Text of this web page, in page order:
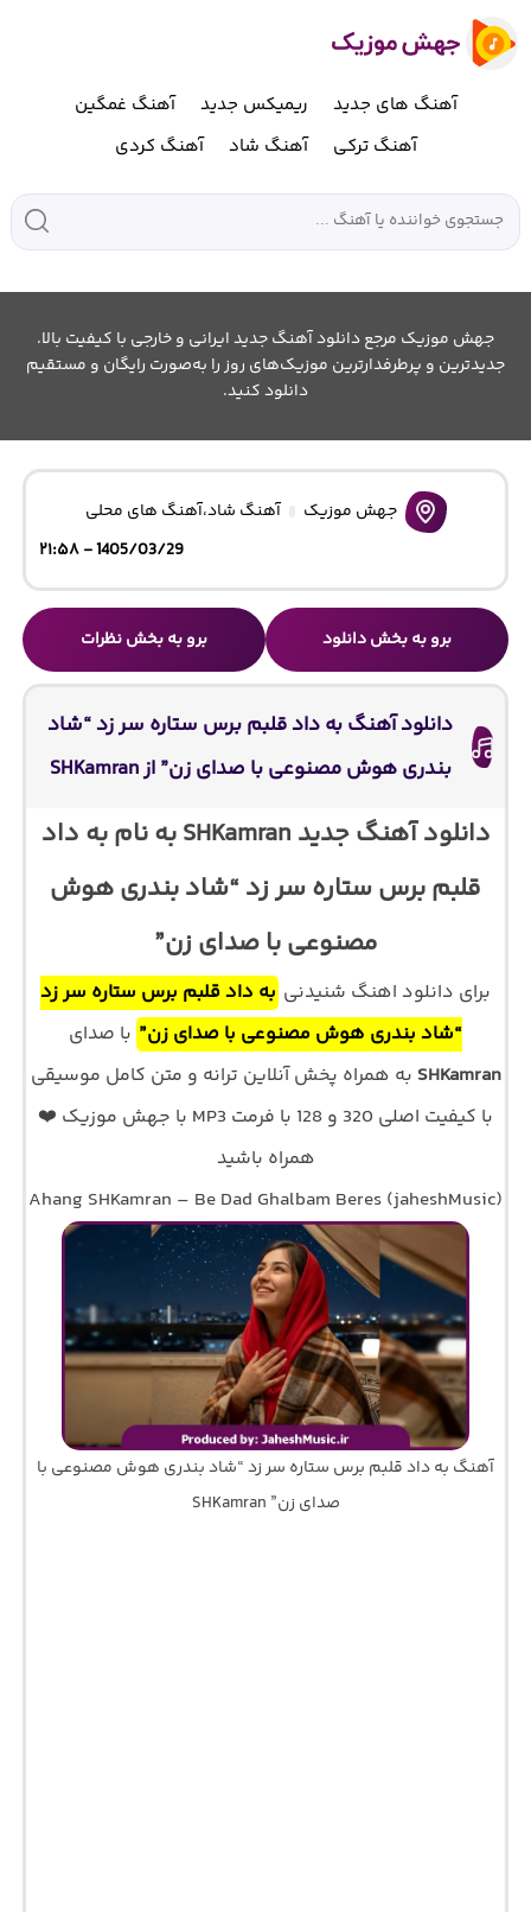
آهنگ های جدید ریمیکس جدید
آهنگ غمگین
آهنگ ترکی
آهنگ شاد آهنگ کردی
جهش موزیک مرجع دانلود آهنگ جدید ایرانی و خارجی با کیفیت بالا.
جدیدترین و پرطرفدارترین موزیک‌های روز را به‌صورت رایگان و مستقیم
دانلود کنید.
جهش موزیک آهنگ شاد،آهنگ های محلی
1405/03/29 - ۲۱:۵۸
برو به بخش دانلود برو به بخش نظرات
دانلود آهنگ به داد قلبم برس ستاره سر زد “شاد
بندری هوش مصنوعی با صدای زن” از SHKamran
دانلود آهنگ جدید SHKamran به نام به داد
قلبم برس ستاره سر زد “شاد بندری هوش
مصنوعی با صدای زن”
برای دانلود اهنگ شنیدنی به داد قلبم برس ستاره سر زد
“شاد بندری هوش مصنوعی با صدای زن” با صدای
SHKamran به همراه پخش آنلاین ترانه و متن کامل موسیقی
با کیفیت اصلی 320 و 128 با فرمت MP3 با جهش موزیک ❤️
همراه باشید
Ahang SHKamran – Be Dad Ghalbam Beres (jaheshMusic)
آهنگ به داد قلبم برس ستاره سر زد “شاد بندری هوش مصنوعی با
صدای زن” SHKamran